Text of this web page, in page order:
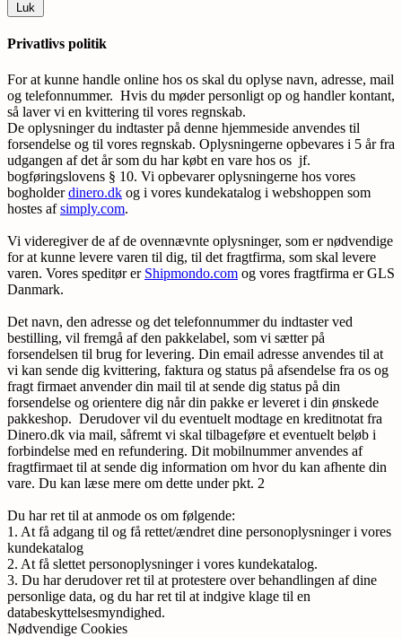
Luk
Privatlivs politik
For at kunne handle online hos os skal du oplyse navn, adresse, mail
og telefonnummer. Hvis du møder personligt op og handler kontant,
så laver vi en kvittering til vores regnskab.
De oplysninger du indtaster på denne hjemmeside anvendes til
forsendelse og til vores regnskab. Oplysningerne opbevares i 5 år fra
udgangen af det år som du har købt en vare hos os jf.
bogføringslovens § 10. Vi opbevarer oplysningerne hos vores
bogholderdinero.dk og i vores kundekatalog i webshoppen som
hostes afsimply.com.
Vi videregiver de af de ovennævnte oplysninger, som er nødvendige
for at kunne levere varen til dig, til det fragtfirma, som skal levere
varen. Vores speditør er Shipmondo.com og vores fragtfirma er GLS
Danmark.
Det navn, den adresse og det telefonnummer du indtaster ved
bestilling, vil fremgå af den pakkelabel, som vi sætter på
forsendelsen til brug for levering. Din email adresse anvendes til at
vi kan sende dig kvittering, faktura og status på afsendelse fra os og
fragt firmaet anvender din mail til at sende dig status på din
forsendelse og orientere dig når din pakke er leveret i din ønskede
pakkeshop. Derudover vil du eventuelt modtage en kreditnotat fra
Dinero.dk via mail, såfremt vi skal tilbageføre et eventuelt beløb i
forbindelse med en refundering. Dit mobilnummer anvendes af
fragtfirmaet til at sende dig information om hvor du kan afhente din
vare. Du kan læse mere om dette under pkt. 2
Du har ret til at anmode os om følgende:
1. At få adgang til og få rettet/ændret dine personoplysninger i vores
kundekatalog
2. At få slettet personoplysninger i vores kundekatalog.
3. Du har derudover ret til at protestere over behandlingen af dine
personlige data, og du har ret til at indgive klage til en
databeskyttelsesmyndighed.
Nødvendige Cookies